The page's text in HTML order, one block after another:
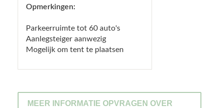
Parkeerruimte tot 60 auto's
Aanlegsteiger aanwezig
Mogelijk om tent te plaatsen
MEER INFORMATIE OPVRAGEN OVER